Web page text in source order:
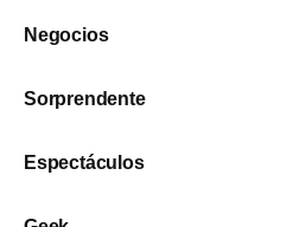
Negocios
Sorprendente
Espectáculos